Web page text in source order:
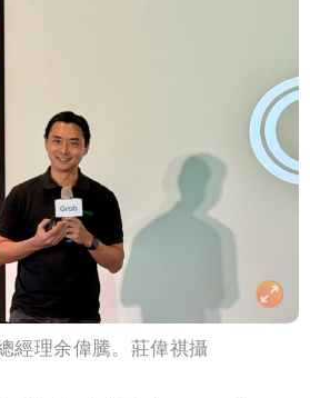
經理余偉騰。莊偉祺攝